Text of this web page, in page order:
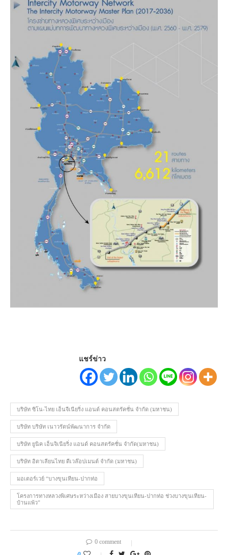
แชร์ข่าว
บริษัท ซิโน-ไทย เอ็นจีเนียริ่ง แอนด์ คอนสตรัคชั่น จำกัด (มหาชน)
บริษัท บริษัท เนาวรัตน์พัฒนาการ จำกัด
บริษัท ยูนิค เอ็นจิเนียริ่ง แอนด์ คอนสตรัคชั่น จำกัด(มหาชน)
บริษัท อิตาเลียนไทย ดีเวล๊อปเมนต์ จำกัด (มหาชน)
มอเตอร์เวย์ “บางขุนเทียน-ปากท่อ
โครงการทางหลวงพิเศษระหว่างเมือง สายบางขุนเทียน-ปากท่อ ช่วงบางขุนเทียน-
บ้านแพ้ว”
0 comment